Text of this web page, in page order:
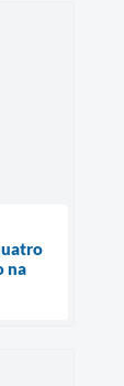
na